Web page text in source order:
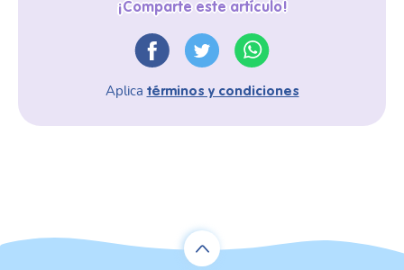
¡Comparte este artículo!
Aplica términos y condiciones